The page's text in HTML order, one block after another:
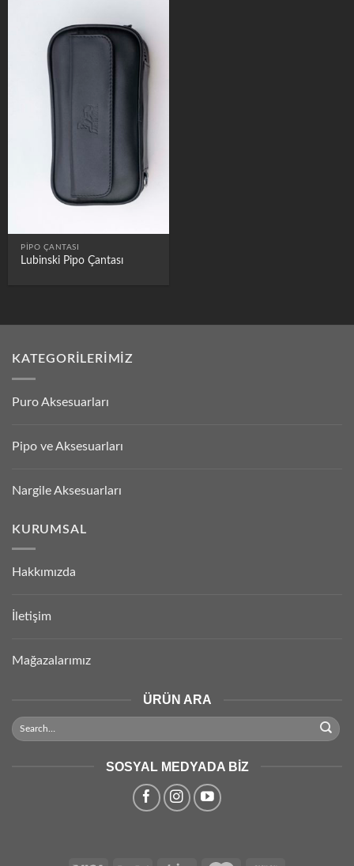
PIPO ÇANTASI
Lubinski Pipo Çantası
KATEGORILERIMIZ
Puro Aksesuarları
Pipo ve Aksesuarları
Nargile Aksesuarları
KURUMSAL
Hakkımızda
İletişim
Mağazalarımız
ÜRÜN ARA
SOSYAL MEDYADA BIZ